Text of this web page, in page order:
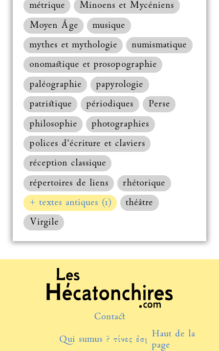
Haut de la
page
métrique
Minoens et Mycéniens
Moyen Âge
musique
mythes et mythologie
numismatique
onomastique et prosopographie
paléographie
papyrologie
patristique
périodiques
Perse
philosophie
photographies
polices d’écriture et claviers
réception classique
répertoires de liens
rhétorique
+ textes antiques (1)
théâtre
Virgile
Contact
Qui sumus ? τίνες ἐσμέν;